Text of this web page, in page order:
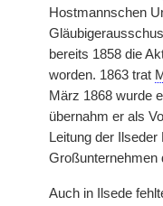
Hostmannschen
bereits 1858 die
worden. 1863 trat
März 1868 wurde
übernahm er als
Leitung der
Großunternehmen
Auch in Ilsede